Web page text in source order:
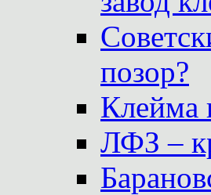
позор?
Клейма
ЛФЗ –